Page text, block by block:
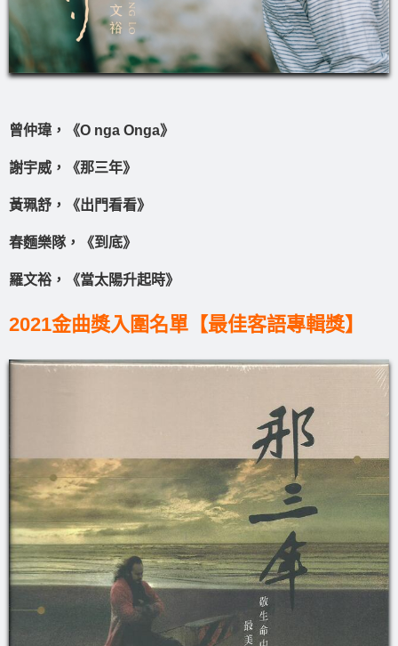
曾仲瑋，《O nga Onga》
謝宇威，《那三年》
黃珮舒，《出門看看》
春麵樂隊，《到底》
羅文裕，《當太陽升起時》
2021金曲獎入圍名單【最佳客語專輯獎】